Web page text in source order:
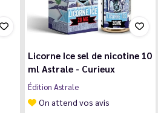
Licorne Ice sel de nicotine 10
ml Astrale - Curieux
Édition Astrale
On attend vos avis